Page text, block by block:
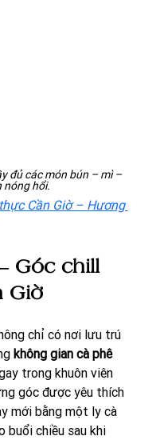
đủ các món bún – mì –
nóng hổi.
Cần Giờ – Hương
Góc chill
Giờ
chỉ có nơi lưu trú
không gian cà phê
trong khuôn viên
góc được yêu thích
mới bằng một ly cà
buổi chiều sau khi